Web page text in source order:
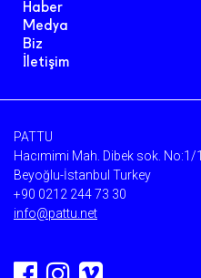
PATTU
Hacımimi Mah. Dibek sok. No:1/1
Beyoğlu-İstanbul Turkey
+90 0212 244 73 30
info@pattu.net
Haber
Medya
Biz
İletişim